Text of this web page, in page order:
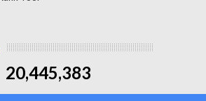
20,445,383